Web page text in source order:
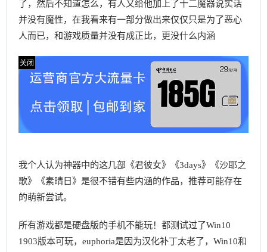
了，然后不知道怎么，有人又给他加上了十二魔器说实话
并没有魔性，在我看来有一部分做出来仅仅只是为了恶心
人而已，和游戏质量并没有成正比，更没什么内涵
我个人认为神器中的这几部《君彼女》《3days》《沙耶之
歌》《素晴日》是很不错有些内涵的作品，推荐可能存在
的萌新尝试。
所有游戏都是硬盘版的手机不能玩！都测试过了Win10
1903版本可玩，euphoria是因为汉化补丁太老了，Win10和